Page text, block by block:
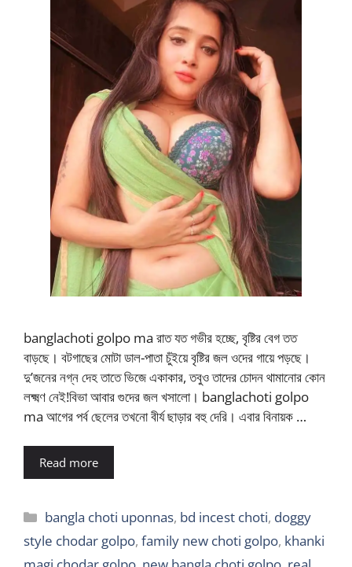
banglachoti golpo ma রাত যত গভীর হচ্ছে, বৃষ্টির বেগ তত
বাড়ছে। বটগাছের মোটা ডাল-পাতা চুঁইয়ে বৃষ্টির জল ওদের গায়ে পড়ছে।
দু’জনের নগ্ন দেহ তাতে ভিজে একাকার, তবুও তাদের চোদন থামানোর কোন
লক্ষ্মণ নেই!বিভা আবার গুদের জল খসালো। banglachoti golpo
ma আগের পর্ব ছেলের তখনো বীর্য ছাড়ার বহু দেরি। এবার বিনায়ক …
Read more
Categories
bangla choti uponnas, bd incest choti, doggy
style chodar golpo, family new choti golpo, khanki